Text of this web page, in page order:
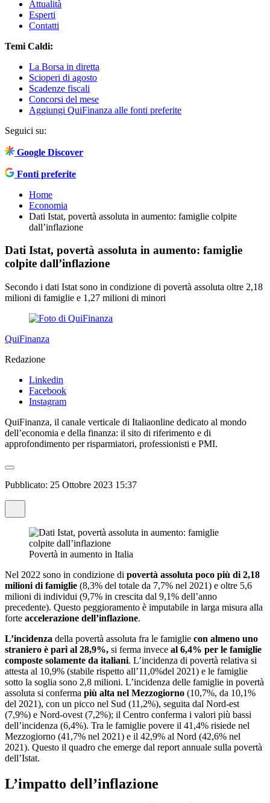
Attualità
Esperti
Contatti
Temi Caldi:
La Borsa in diretta
Scioperi di agosto
Scadenze fiscali
Concorsi del mese
Aggiungi QuiFinanza alle fonti preferite
Seguici su:
Google Discover
Fonti preferite
Home
Economia
Dati Istat, povertà assoluta in aumento: famiglie colpite
dall’inflazione
Dati Istat, povertà assoluta in aumento: famiglie
colpite dall’inflazione
Secondo i dati Istat sono in condizione di povertà assoluta oltre 2,18
milioni di famiglie e 1,27 milioni di minori
QuiFinanza
Redazione
Linkedin
Facebook
Instagram
QuiFinanza, il canale verticale di Italiaonline dedicato al mondo
dell’economia e della finanza: il sito di riferimento e di
approfondimento per risparmiatori, professionisti e PMI.
Pubblicato: 25 Ottobre 2023 15:37
Povertà in aumento in Italia
Nel 2022 sono in condizione di povertà assoluta poco più di 2,18
milioni di famiglie (8,3% del totale da 7,7% nel 2021) e oltre 5,6
milioni di individui (9,7% in crescita dal 9,1% dell’anno
precedente). Questo peggioramento è imputabile in larga misura alla
forte accelerazione dell’inflazione.
L’incidenza della povertà assoluta fra le famiglie con almeno uno
straniero è pari al 28,9%, si ferma invece al 6,4% per le famiglie
composte solamente da italiani. L’incidenza di povertà relativa si
attesta al 10,9% (stabile rispetto all’11,0%del 2021) e le famiglie
sotto la soglia sono 2,8 milioni. L’incidenza delle famiglie in povertà
assoluta si conferma più alta nel Mezzogiorno (10,7%, da 10,1%
del 2021), con un picco nel Sud (11,2%), seguita dal Nord-est
(7,9%) e Nord-ovest (7,2%); il Centro conferma i valori più bassi
dell’incidenza (6,4%). Tra le famiglie povere il 41,4% risiede nel
Mezzogiorno (41,7% nel 2021) e il 42,9% al Nord (42,6% nel
2021). Questo il quadro che emerge dal report annuale sulla povertà
dell’Istat.
L’impatto dell’inflazione